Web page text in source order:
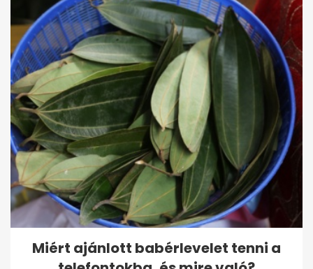
Miért ajánlott babérlevelet tenni a